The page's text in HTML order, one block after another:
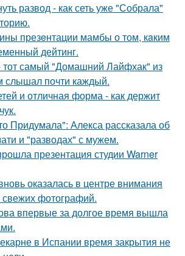
развод - как сеть уже "Собрала"
презeнтации мамбы о том, кaким
дейтинг.
тот самый "Домашний Лайфхак" из
слышал почти каждый.
и отличная форма - как держит
Придумала": Алекса рассказала об
и "разводах" с мужем.
презентация студии Warner
оказалась в центре внимания
свежих фотографий.
впервые за долгое время вышла
в Испании время закрытия не